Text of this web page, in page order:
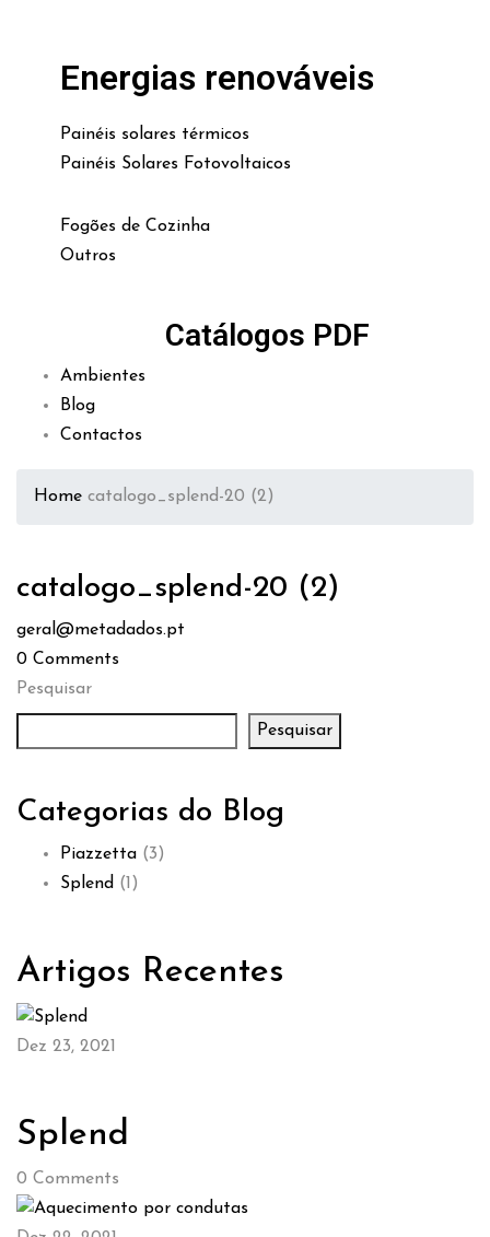
Energias renováveis
Painéis solares térmicos
Painéis Solares Fotovoltaicos
Fogões de Cozinha
Outros
Catálogos PDF
Ambientes
Blog
Contactos
Home catalogo_splend-20 (2)
catalogo_splend-20 (2)
geral@metadados.pt
0 Comments
Pesquisar
Pesquisar
Categorias do Blog
Piazzetta (3)
Splend (1)
Artigos Recentes
Dez 23, 2021
Splend
0 Comments